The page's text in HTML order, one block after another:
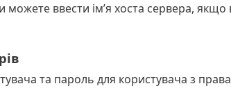
ввести ім’я хоста сервера, якщо
та пароль для користувача з